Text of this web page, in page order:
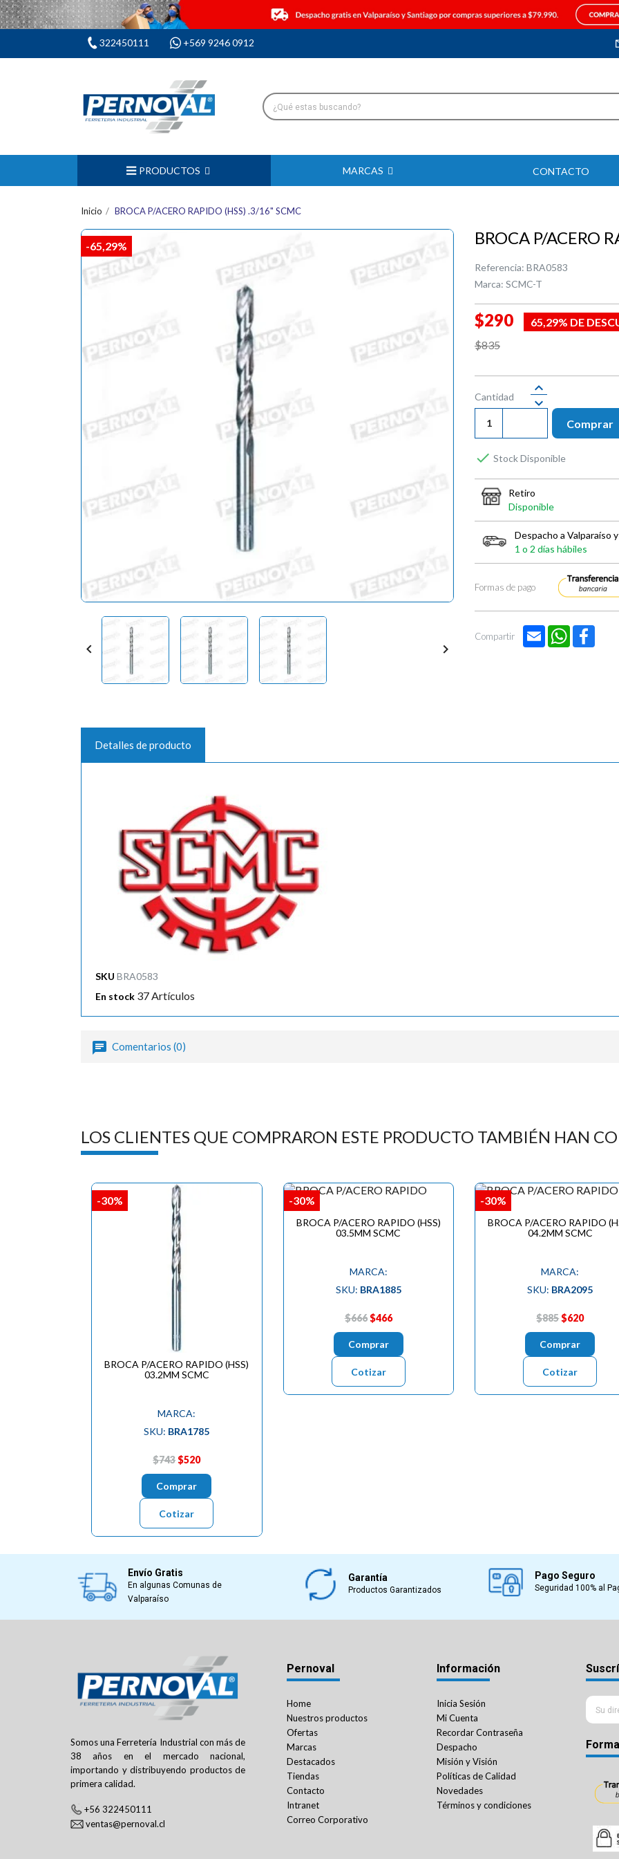
322450111 +569 9246 0912
PRODUCTOS MARCAS CONTACTO
Inicio BROCA P/ACERO RAPIDO (HSS) .3/16" SCMC
-65,29%
 
BROCA P/ACERO
Referencia: BRA0583
Marca: SCMC-T
$290
65,29% DE
$835
Cantidad
Comprar
 Stock Disponible
Retiro
Disponible
Despacho a Valparaíso
1 o 2 días hábiles
Formas de pago
Compartir Email WhatsApp
Detalles de producto
SKU BRA0583
En stock 37 Artículos
Comentarios (0)
LOS CLIENTES QUE COMPRARON ESTE PRODUCTO TAMBIÉN HAN
BROCA P/ACERO RAPIDO (HSS)
03.2MM SCMC
MARCA:
SKU: BRA1785
$743$520
Comprar
Cotizar
-30%
BROCA P/ACERO RAPIDO (HSS)
03.5MM SCMC
MARCA:
SKU: BRA1885
$666$466
Comprar
Cotizar
-30%
BROCA P/ACERO RAPIDO
04.2MM SCMC
MARCA:
SKU: BRA2095
$885$620
Comprar
Cotizar
-30%
Envío Gratis
En algunas Comunas de
Valparaíso
Garantía
Productos Garantizados
Pago Seguro
Seguridad 100% al
Somos una Ferretería Industrial con más de
38 años en el mercado nacional,
importando y distribuyendo productos de
primera calidad.
+56 322450111
ventas@pernoval.cl
Pernoval
Home
Nuestros productos
Ofertas
Marcas
Destacados
Tiendas
Contacto
Intranet
Correo Corporativo
Información
Inicia Sesión
Mi Cuenta
Recordar Contraseña
Despacho
Misión y Visión
Políticas de Calidad
Novedades
Términos y condiciones